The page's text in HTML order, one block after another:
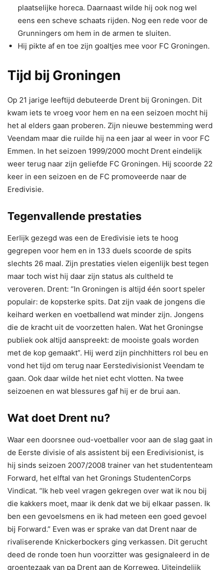
plaatselijke horeca. Daarnaast wilde hij ook nog wel
eens een scheve schaats rijden. Nog een rede voor de
Grunningers om hem in de armen te sluiten.
Hij pikte af en toe zijn goaltjes mee voor FC Groningen.
Tijd bij Groningen
Op 21 jarige leeftijd debuteerde Drent bij Groningen. Dit
kwam iets te vroeg voor hem en na een seizoen mocht hij
het al elders gaan proberen. Zijn nieuwe bestemming werd
Veendam maar die ruilde hij na een jaar al weer in voor FC
Emmen. In het seizoen 1999/2000 mocht Drent eindelijk
weer terug naar zijn geliefde FC Groningen. Hij scoorde 22
keer in een seizoen en de FC promoveerde naar de
Eredivisie.
Tegenvallende prestaties
Eerlijk gezegd was een de Eredivisie iets te hoog
gegrepen voor hem en in 133 duels scoorde de spits
slechts 26 maal. Zijn prestaties vielen eigenlijk best tegen
maar toch wist hij daar zijn status als cultheld te
veroveren. Drent: “In Groningen is altijd één soort speler
populair: de kopsterke spits. Dat zijn vaak de jongens die
keihard werken en voetballend wat minder zijn. Jongens
die de kracht uit de voorzetten halen. Wat het Groningse
publiek ook altijd aanspreekt: de mooiste goals worden
met de kop gemaakt”. Hij werd zijn pinchhitters rol beu en
vond het tijd om terug naar Eerstedivisionist Veendam te
gaan. Ook daar wilde het niet echt vlotten. Na twee
seizoenen en wat blessures gaf hij er de brui aan.
Wat doet Drent nu?
Waar een doorsnee oud-voetballer voor aan de slag gaat in
de Eerste divisie of als assistent bij een Eredivisionist, is
hij sinds seizoen 2007/2008 trainer van het studententeam
Forward, het elftal van het Gronings StudentenCorps
Vindicat. “Ik heb veel vragen gekregen over wat ik nou bij
die kakkers moet, maar ik denk dat we bij elkaar passen. Ik
ben een gevoelsmens en ik had meteen een goed gevoel
bij Forward.” Even was er sprake van dat Drent naar de
rivaliserende Knickerbockers ging verkassen. Dit gerucht
deed de ronde toen hun voorzitter was gesignaleerd in de
groentezaak van pa Drent aan de Korreweg. Uiteindelijk